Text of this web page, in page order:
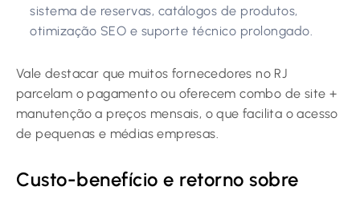
sistema de reservas, catálogos de produtos,
otimização SEO e suporte técnico prolongado.
Vale destacar que muitos fornecedores no RJ
parcelam o pagamento ou oferecem combo de site +
manutenção a preços mensais, o que facilita o acesso
de pequenas e médias empresas.
Custo-benefício e retorno sobre